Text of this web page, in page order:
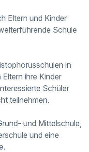
Eltern und Kinder
Schule
in
ihre Kinder
Schüler
teilnehmen.
und Mittelschule,
und eine